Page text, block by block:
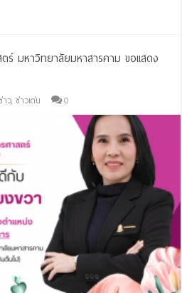
ร์ มหาวิทยาลัยมหาสารคาม ขอแสดง
าว,ข่าวเด่น 0